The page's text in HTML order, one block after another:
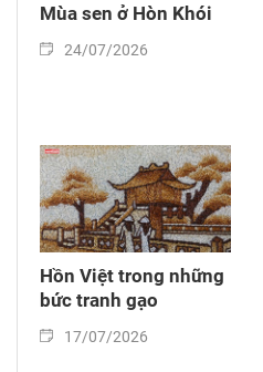
Mùa sen ở Hòn Khói
24/07/2026
Hồn Việt trong những
bức tranh gạo
17/07/2026